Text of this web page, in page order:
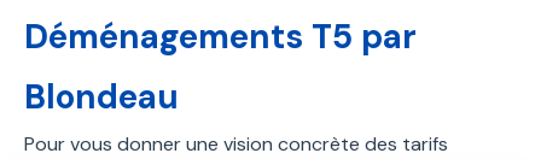
Déménagements T5 par
Blondeau
Pour vous donner une vision concrète des tarifs